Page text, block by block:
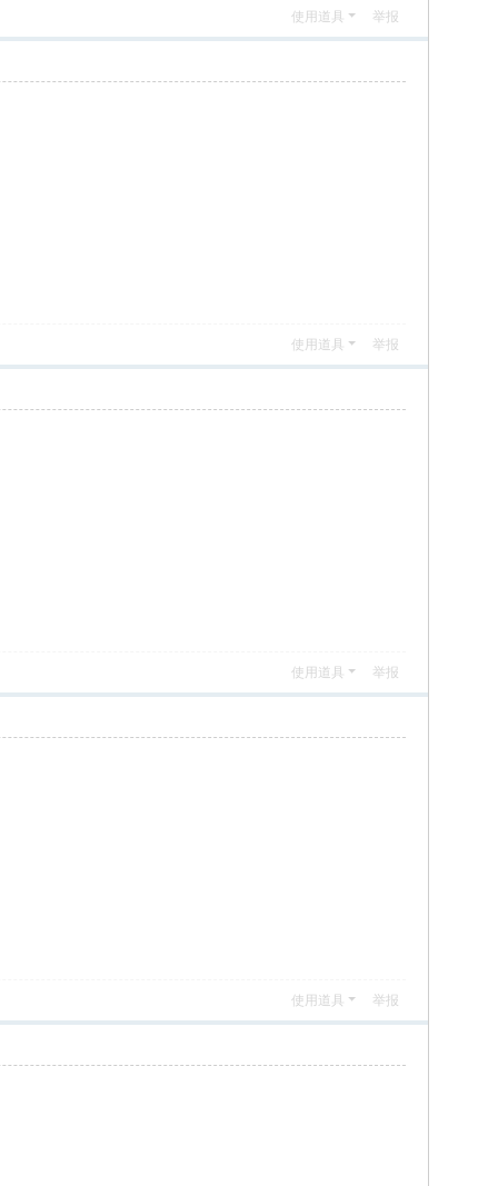
使用道具 举报
使用道具 举报
使用道具 举报
使用道具 举报